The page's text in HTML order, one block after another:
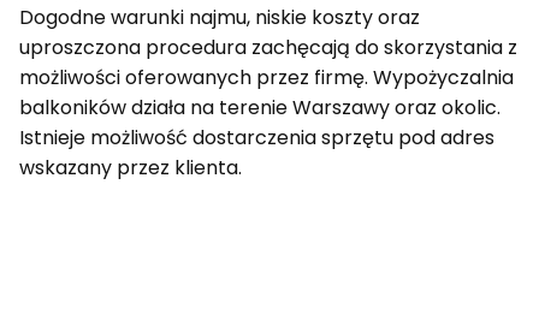
Dogodne warunki najmu, niskie koszty oraz
uproszczona procedura zachęcają do skorzystania z
możliwości oferowanych przez firmę. Wypożyczalnia
balkoników działa na terenie Warszawy oraz okolic.
Istnieje możliwość dostarczenia sprzętu pod adres
wskazany przez klienta.